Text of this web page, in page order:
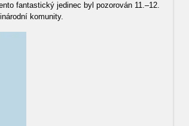
fantastický jedinec byl pozorován 11.–12.
komunity.